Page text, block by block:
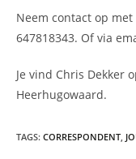
Neem contact op
647818343. Of via
Je vind Chris Dekker
Heerhugowaard.
TAGS: CORRESPONDENT